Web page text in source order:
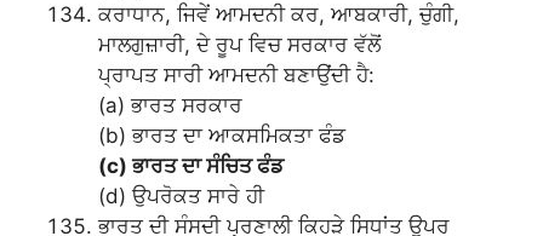
ਕਰਾਧਾਨ, ਜਿਵੇਂ ਆਮਦਨੀ ਕਰ, ਆਬਕਾਰੀ, ਚੁੰਗੀ,
ਮਾਲਗੁਜ਼ਾਰੀ, ਦੇ ਰੂਪ ਵਿਚ ਸਰਕਾਰ ਵੱਲੋਂ
ਪ੍ਰਾਪਤ ਸਾਰੀ ਆਮਦਨੀ ਬਣਾਉਂਦੀ ਹੈ:
(a) ਭਾਰਤ ਸਰਕਾਰ
(b) ਭਾਰਤ ਦਾ ਆਕਸਮਿਕਤਾ ਫੰਡ
(c) ਭਾਰਤ ਦਾ ਸੰਚਿਤ ਫੰਡ
(d) ਉਪਰੋਕਤ ਸਾਰੇ ਹੀ
ਭਾਰਤ ਦੀ ਸੰਸਦੀ ਪ੍ਰਣਾਲੀ ਕਿਹੜੇ ਸਿਧਾਂਤ ਉਪਰ